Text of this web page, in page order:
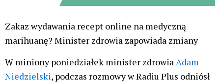
Zakaz wydawania recept online na medyczną
marihuanę? Minister zdrowia zapowiada zmiany
W miniony poniedziałek minister zdrowiaAdam
Niedzielski, podczas rozmowy w Radiu Plus odniósł